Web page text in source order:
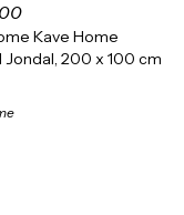
Kave Home
Jondal, 200 x 100 cm